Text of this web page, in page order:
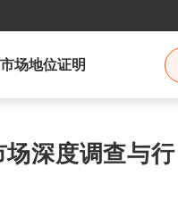
市场地位证明
深度调查与行